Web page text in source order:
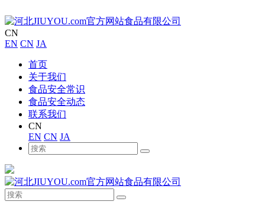
CN
EN CN JA
首页
关于我们
食品安全常识
食品安全动态
联系我们
CN
EN CN JA